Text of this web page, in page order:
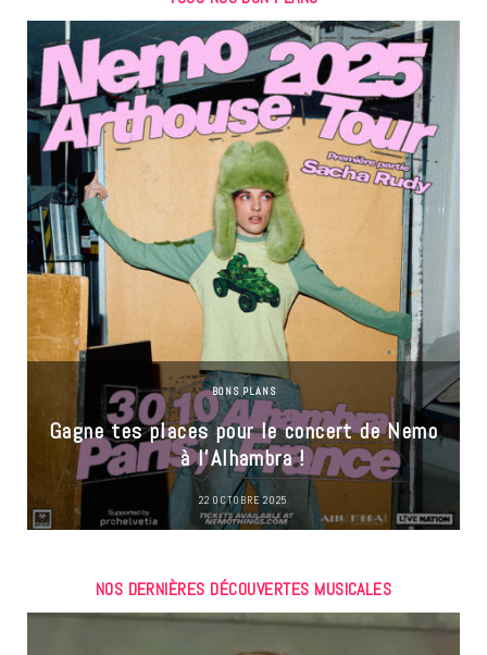
BONS PLANS
Gagne tes places pour le concert de Nemo
à l’Alhambra !
22 OCTOBRE 2025
NOS DERNIÈRES DÉCOUVERTES MUSICALES